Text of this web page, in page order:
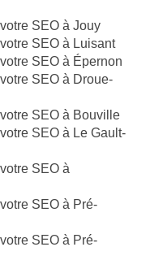
SEO à Jouy
SEO à Luisant
SEO à Épernon
SEO à Droue-
SEO à Bouville
SEO à Le Gault-
SEO à
SEO à Pré-
SEO à Pré-